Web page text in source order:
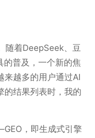
随着DeepSeek、豆
的普及，一个新的焦
来越多的用户通过AI
的结果列表时，我的
，即生成式引擎